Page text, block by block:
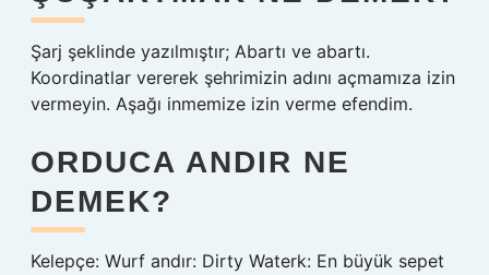
Şarj şeklinde yazılmıştır; Abartı ve abartı.
Koordinatlar vererek şehrimizin adını açmamıza izin
vermeyin. Aşağı inmemize izin verme efendim.
ORDUCA ANDIR NE
DEMEK?
Kelepçe: Wurf andır: Dirty Waterk: En büyük sepet